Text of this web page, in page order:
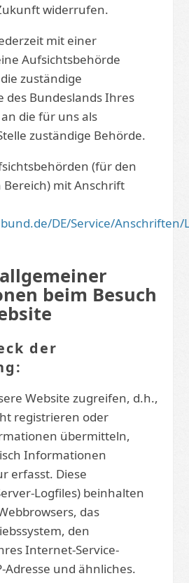
widerrufen.
mit einer
Aufsichtsbehörde
zuständige
des Bundeslands Ihres
die für uns als
zuständige Behörde.
(für den
mit Anschrift
DE/Service/
beim Besuch
der
Website zugreifen, d.h.,
registrieren oder
übermitteln,
Informationen
erfasst. Diese
Logfiles) beinhalten
das
den
Internet-Service-
Adresse und ähnliches.